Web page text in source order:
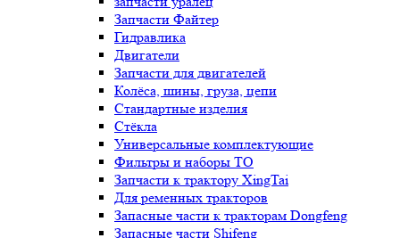
Запчасти Файтер
Гидравлика
Двигатели
Запчасти для двигателей
Колёса, шины, груза, цепи
Стандартные изделия
Стёкла
Универсальные комплектующие
Фильтры и наборы ТО
Запчасти к трактору XingTai
Для ременных тракторов
Запасные части к тракторам Dongfeng
Запасные части Shifeng